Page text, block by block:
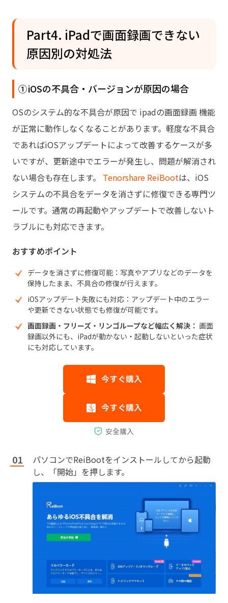
Part4. iPadで画面録画できない
原因別の対処法
①iOSの不具合・バージョンが原因の場合
OSのシステム的な不具合が原因で ipadの画面録画 機能
が正常に動作しなくなることがあります。軽度な不具合
であればiOSアップデートによって改善するケースが多
いですが、更新途中でエラーが発生し、問題が解消され
ない場合も存在します。 Tenorshare ReiBootは、iOS
システムの不具合をデータを消さずに修復できる専門ツ
ールです。通常の再起動やアップデートで改善しないト
ラブルにも対応できます。
おすすめポイント
データを消さずに修復可能：写真やアプリなどのデータを
保持したまま、不具合の修復が行えます。
iOSアップデート失敗にも対応：アップデート中のエラー
や更新できない状態でも修復が可能です。
画面録画・フリーズ・リンゴループなど幅広く解決： 画面
録画以外にも、iPadが動かない・起動しないといった症状
にも対応しています。
パソコンでReiBootをインストールしてから起動
し、「開始」を押します。